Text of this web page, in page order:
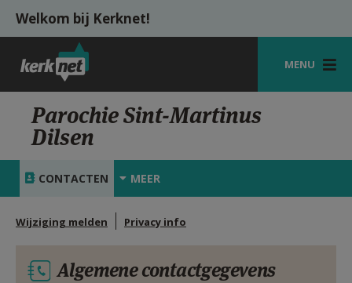
Overslaan en naar de inhoud gaan
Welkom bij Kerknet!
MENU
STARTPAGINA
KERK
VIERINGEN
HULP
Parochie Sint-Martinus
Dilsen
CONTACTEN MEER
Wijziging melden Privacy info
Algemene contactgegevens